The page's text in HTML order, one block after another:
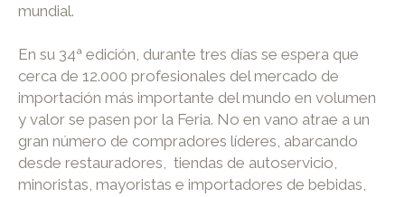
mundial.
En su 34ª edición, durante tres días se espera que
cerca de 12.000 profesionales del mercado de
importación más importante del mundo en volumen
y valor se pasen por la Feria. No en vano atrae a un
gran número de compradores líderes, abarcando
desde restauradores, tiendas de autoservicio,
minoristas, mayoristas e importadores de bebidas,